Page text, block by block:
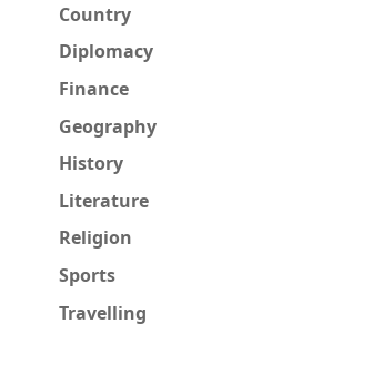
Country
Diplomacy
Finance
Geography
History
Literature
Religion
Sports
Travelling